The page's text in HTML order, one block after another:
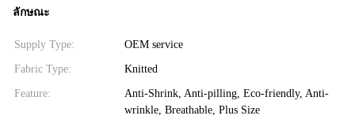
ลักษณะ
Supply Type: OEM service
Fabric Type: Knitted
Feature:
Anti-Shrink, Anti-pilling, Eco-friendly, Anti-
wrinkle, Breathable, Plus Size